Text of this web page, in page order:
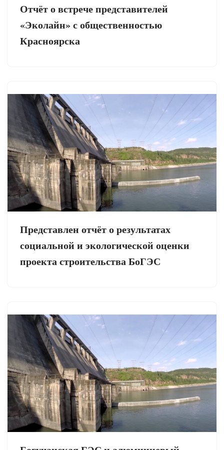
Отчёт о встрече представителей
«Эколайн» с общественностью
Красноярска
Представлен отчёт о результатах
социальной и экологической оценки
проекта строительства БоГЭС